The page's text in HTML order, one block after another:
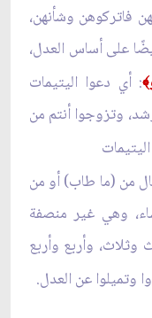
فاتركوهن وشأنهن،
على أساس العدل،
﴾: أي دعوا اليتيمات
وتزوجوا أنتم من
من (ما طاب) أو من
وهي غير منصفة
وأربع وأربع
وتميلوا عن العدل.